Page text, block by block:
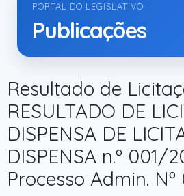
PORTAL DO LEGISLATIVO
Publicações
Resultado de
RESULTADO DE
DISPENSA DE
DISPENSA n.º 001/
Processo Admin.